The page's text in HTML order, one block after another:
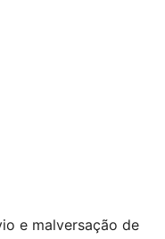
e malversação de